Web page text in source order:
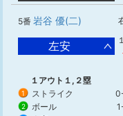
5番 岩谷 優(二)
左安
１アウト１,２塁
1 ストライク
2 ボール